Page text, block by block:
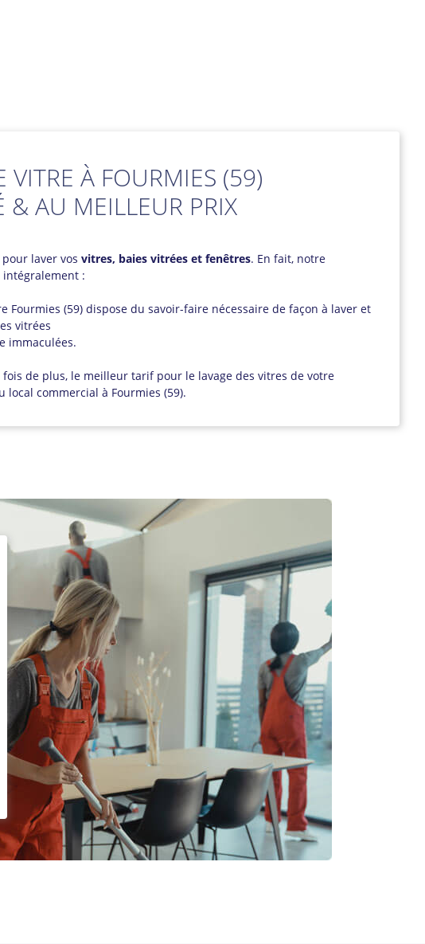
VITRE À FOURMIES (59)
& AU MEILLEUR PRIX
laver vos vitres, baies vitrées et fenêtres. En fait, notre
:
Fourmies (59) dispose du savoir-faire nécessaire de façon à laver et
vitrées
immaculées.
fois de plus, le meilleur tarif pour le lavage des vitres de votre
local commercial à Fourmies (59).